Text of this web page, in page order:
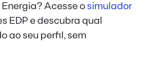
Acesse osimulador
EDP e descubra qual
ao seu perfil, sem